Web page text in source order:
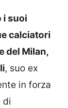
i suoi
calciatori
del Milan,
, suo ex
in forza
di